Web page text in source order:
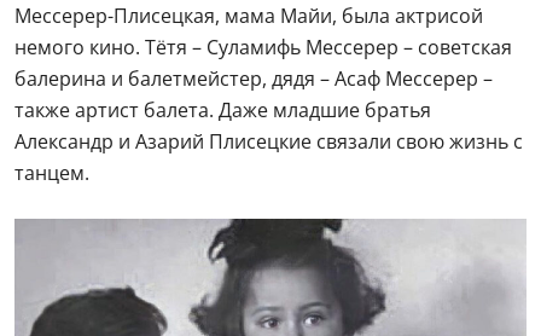
Мессерер-Плисецкая, мама Майи, была актрисой
немого кино. Тётя – Суламифь Мессерер – советская
балерина и балетмейстер, дядя – Асаф Мессерер –
также артист балета. Даже младшие братья
Александр и Азарий Плисецкие связали свою жизнь с
танцем.